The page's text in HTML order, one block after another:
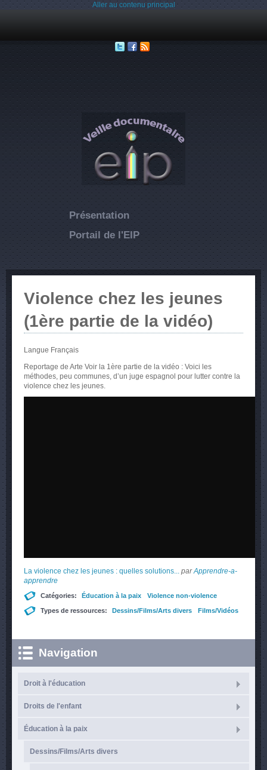
Aller au contenu principal
Présentation
Portail de l'EIP
Violence chez les jeunes
(1ère partie de la vidéo)
Langue Français
Reportage de Arte Voir la 1ère partie de la vidéo : Voici les
méthodes, peu communes, d’un juge espagnol pour lutter contre la
violence chez les jeunes.
La violence chez les jeunes : quelles solutions... parApprendre-a-
apprendre
Catégories: Éducation à la paix Violence non-violence
Types de ressources: Dessins/Films/Arts divers Films/Vidéos
Navigation
Droit à l'éducation
Droits de l'enfant
Éducation à la paix
Dessins/Films/Arts divers